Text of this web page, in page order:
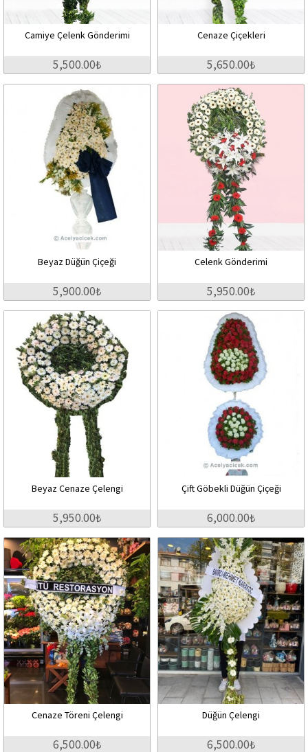
Camiye Çelenk Gönderimi
5,500.00₺
Cenaze Çiçekleri
5,650.00₺
Beyaz Düğün Çiçeği
5,900.00₺
Celenk Gönderimi
5,950.00₺
Beyaz Cenaze Çelengi
5,950.00₺
Çift Göbekli Düğün Çiçeği
6,000.00₺
Cenaze Töreni Çelengi
6,500.00₺
Düğün Çelengi
6,500.00₺